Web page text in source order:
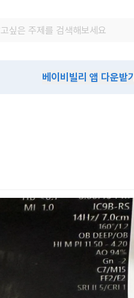
베이비빌리 앱 다운받기